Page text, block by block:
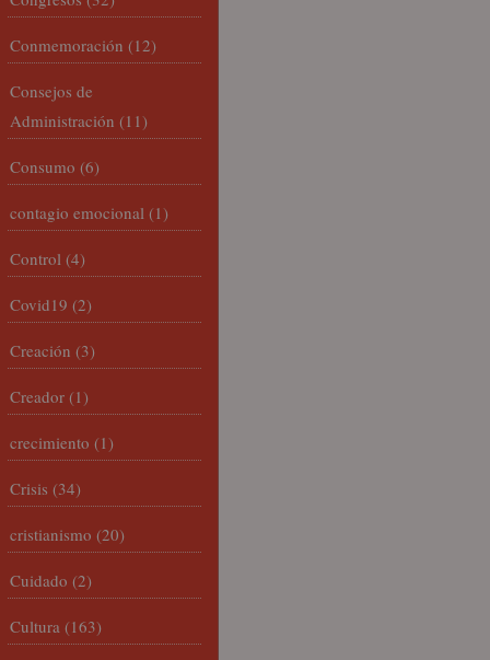
Conmemoración (12)
Consejos de
Administración (11)
Consumo (6)
contagio emocional (1)
Control (4)
Covid19 (2)
Creación (3)
Creador (1)
crecimiento (1)
Crisis (34)
cristianismo (20)
Cuidado (2)
Cultura (163)